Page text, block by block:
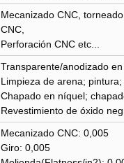
Mecanizado CNC,
CNC,
Perforación CNC etc...
Transparente/anodizado
Limpieza de arena; pintura;
Chapado en níquel;
Revestimiento de óxido
Mecanizado CNC: 0,005
Giro: 0,005